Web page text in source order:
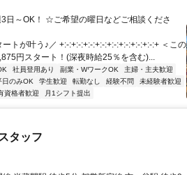
日～OK！ ☆ご希望の曜日などご相談くださ
トが叶う♪／ +:-:+:-:+:-:+:-:+:-:+:-:+:-:+:-:+ ＜この
円スタート！(深夜時給25％を含む)...
社員登用あり 副業・WワークOK
主婦・主夫歓迎
日のみOK 学生歓迎 転勤なし 経験不問
未経験者歓迎
資格者歓迎 月1シフト提出
タッフ